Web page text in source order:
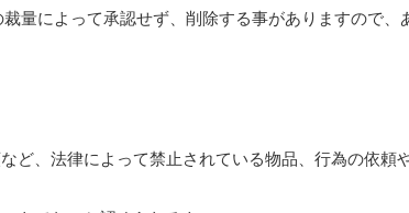
量によって承認せず、削除する事がありますので、
ど、法律によって禁止されている物品、行為の依頼